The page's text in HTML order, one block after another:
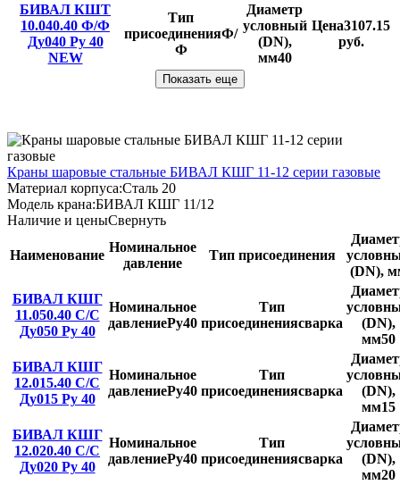
БИВАЛ КШТ
10.040.40 Ф/Ф
Ду040 Ру 40
NEW
Тип
присоединенияФ/
Ф
Диаметр
условный
(DN),
мм40
Цена3107.15
руб.
Показать еще
Краны шаровые стальные БИВАЛ КШГ 11-12 серии газовые
Материал корпуса:Сталь 20
Модель крана:БИВАЛ КШГ 11/12
Наличие и ценыСвернуть
Наименование
Номинальное
давление
Тип присоединения
(DN),
БИВАЛ КШГ
11.050.40 С/С
Ду050 Ру 40
Номинальное
давлениеРу40
Тип
присоединениясварка
(DN),
мм50
БИВАЛ КШГ
12.015.40 С/С
Ду015 Ру 40
Номинальное
давлениеРу40
Тип
присоединениясварка
(DN),
мм15
БИВАЛ КШГ
12.020.40 С/С
Ду020 Ру 40
Номинальное
давлениеРу40
Тип
присоединениясварка
(DN),
мм20